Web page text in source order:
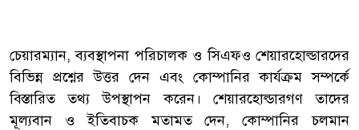
চেয়ারম্যান, ব্যবস্থাপনা পরিচালক ও সিএফও শেয়ারহোল্ডারদের
বিভিন্ন প্রশ্নের উত্তর দেন এবং কোম্পানির কার্যক্রম সম্পর্কে
বিস্তারিত তথ্য উপস্থাপন করেন। শেয়ারহোল্ডারগণ তাদের
মূল্যবান ও ইতিবাচক মতামত দেন, কোম্পানির চলমান